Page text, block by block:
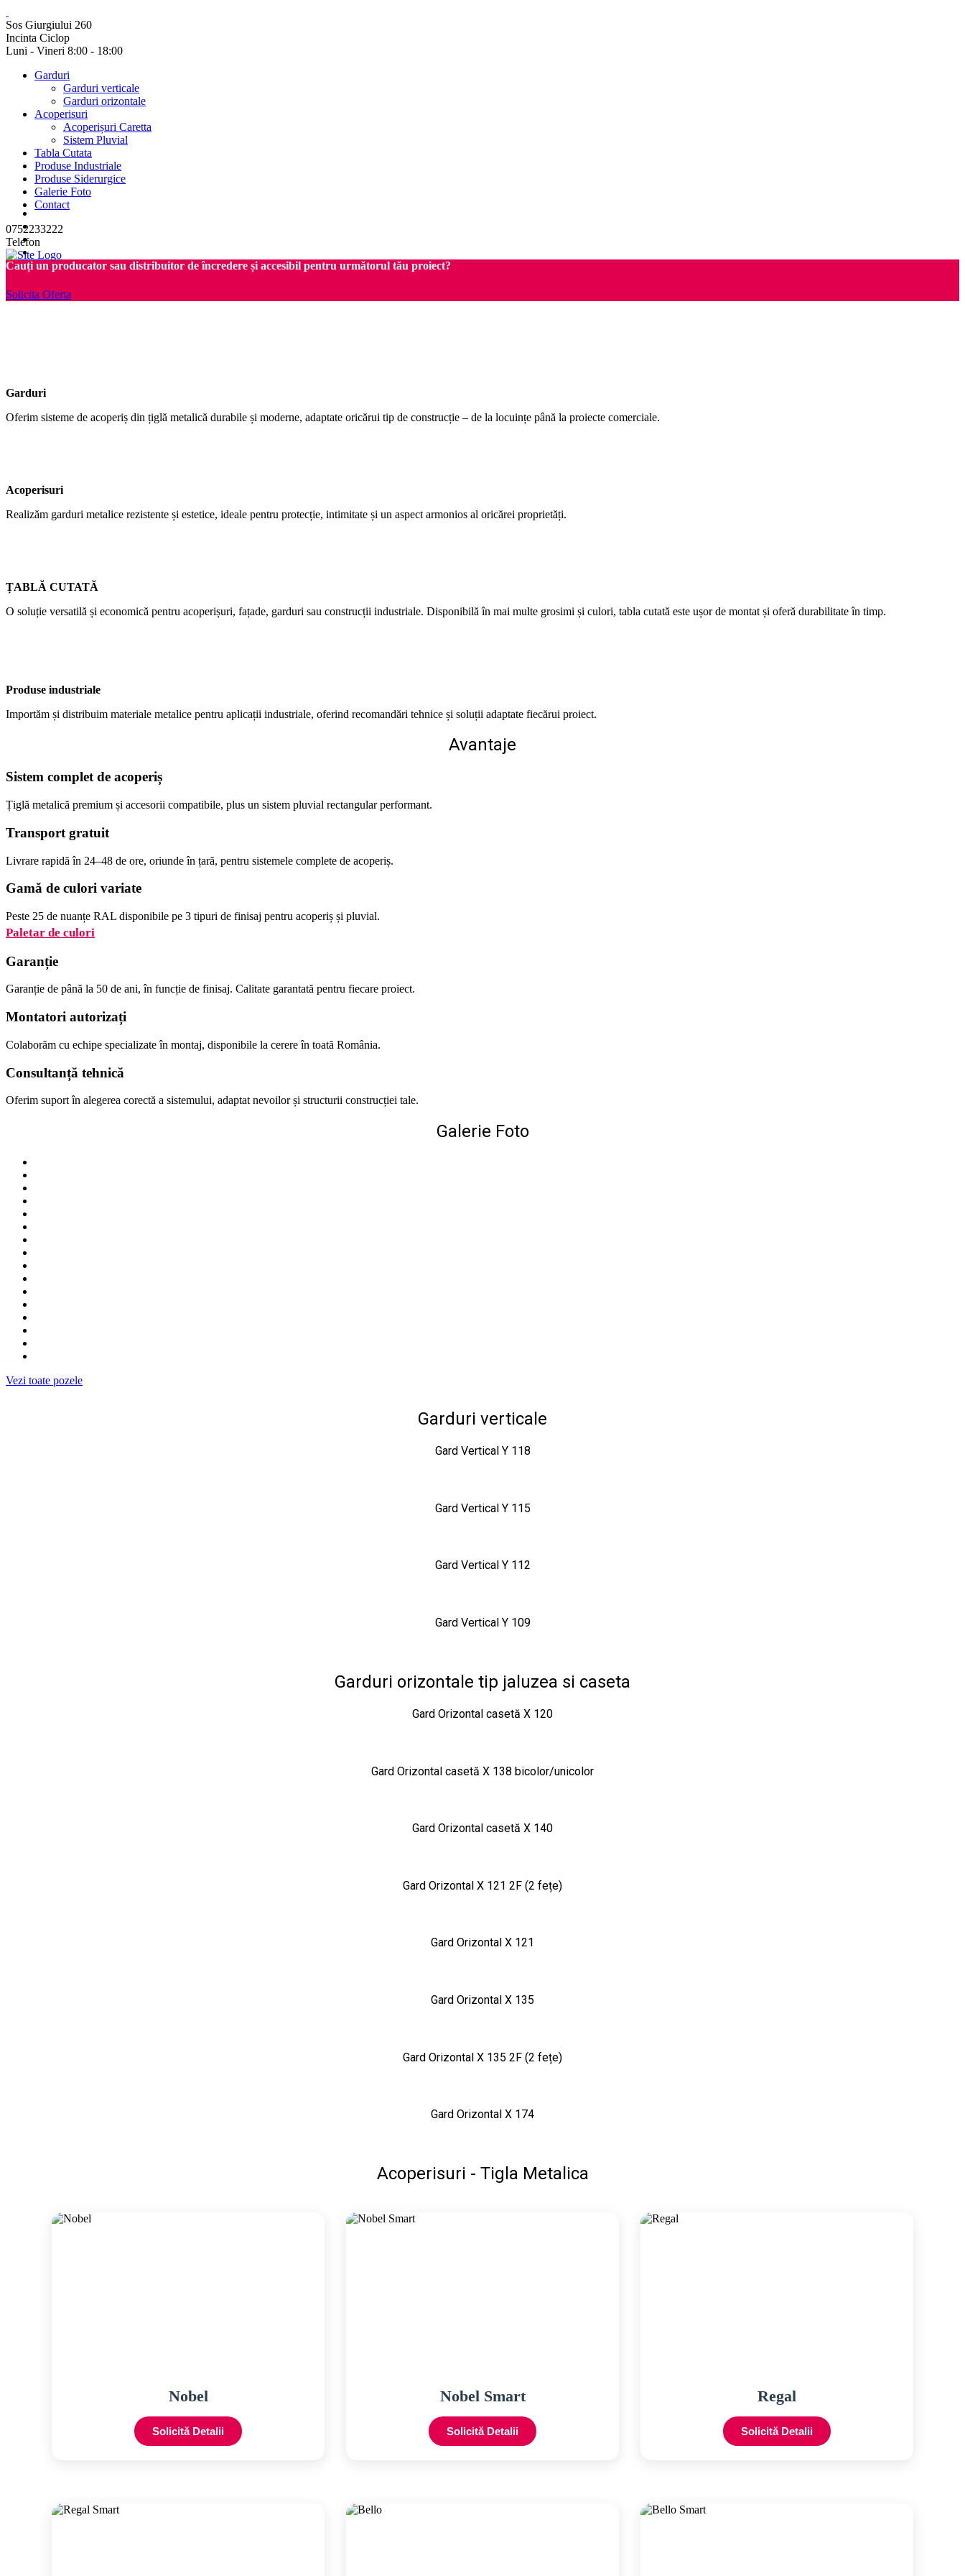
Sos Giurgiului 260
Incinta Ciclop
Luni - Vineri 8:00 - 18:00
Garduri
Garduri verticale
Garduri orizontale
Acoperisuri
Acoperișuri Caretta
Sistem Pluvial
Tabla Cutata
Produse Industriale
Produse Siderurgice
Galerie Foto
Contact
0752233222
Telefon
Cauți un producator sau distribuitor de încredere și accesibil pentru următorul tău proiect?
Solicita Oferta
Garduri
Oferim sisteme de acoperiș din țiglă metalică durabile și moderne, adaptate oricărui tip de construcție – de la locuințe până la proiecte comerciale.
Acoperisuri
Realizăm garduri metalice rezistente și estetice, ideale pentru protecție, intimitate și un aspect armonios al oricărei proprietăți.
ȚABLĂ CUTATĂ
O soluție versatilă și economică pentru acoperișuri, fațade, garduri sau construcții industriale. Disponibilă în mai multe grosimi și culori, tabla cutată este ușor de montat și oferă durabilitate în timp.
Produse industriale
Importăm și distribuim materiale metalice pentru aplicații industriale, oferind recomandări tehnice și soluții adaptate fiecărui proiect.
Avantaje
Sistem complet de acoperiș
Țiglă metalică premium și accesorii compatibile, plus un sistem pluvial rectangular performant.
Transport gratuit
Livrare rapidă în 24–48 de ore, oriunde în țară, pentru sistemele complete de acoperiș.
Gamă de culori variate
Peste 25 de nuanțe RAL disponibile pe 3 tipuri de finisaj pentru acoperiș și pluvial.
Paletar de culori
Garanție
Garanție de până la 50 de ani, în funcție de finisaj. Calitate garantată pentru fiecare proiect.
Montatori autorizați
Colaborăm cu echipe specializate în montaj, disponibile la cerere în toată România.
Consultanță tehnică
Oferim suport în alegerea corectă a sistemului, adaptat nevoilor și structurii construcției tale.
Galerie Foto
Vezi toate pozele
Garduri verticale
Gard Vertical Y 118
Gard Vertical Y 115
Gard Vertical Y 112
Gard Vertical Y 109
Garduri orizontale tip jaluzea si caseta
Gard Orizontal casetă X 120
Gard Orizontal casetă X 138 bicolor/unicolor
Gard Orizontal casetă X 140
Gard Orizontal X 121 2F (2 fețe)
Gard Orizontal X 121
Gard Orizontal X 135
Gard Orizontal X 135 2F (2 fețe)
Gard Orizontal X 174
Acoperisuri - Tigla Metalica
Nobel
Solicită Detalii
Nobel Smart
Solicită Detalii
Regal
Solicită Detalii